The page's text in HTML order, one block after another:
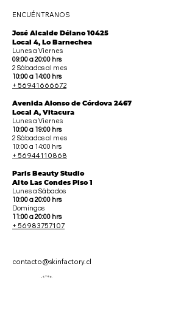
ENCUÉNTRANOS
José Alcalde Délano 10425
Local 4, Lo Barnechea
Lunes a Viernes
09:00 a 20:00 hrs
2 Sábados al mes
10:00 a 14:00 hrs
+ 56941666672
Avenida Alonso de Córdova 2467
Local A, Vitacura
Lunes a Viernes
10:00 a 19:00 hrs
2 Sábados al mes
10:00 a 14:00 hrs
+ 56944110868
Paris Beauty Studio
Alto Las Condes Piso 1
Lunes a Sábados
10:00 a 20:00 hrs
Domingos
11:00 a 20:00 hrs
+ 56983757107
contacto@skinfactory.cl